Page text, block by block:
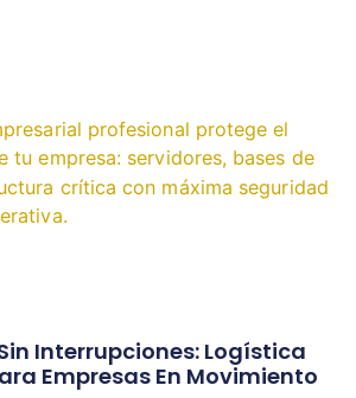
Interrupciones: Logística
Empresas En Movimiento